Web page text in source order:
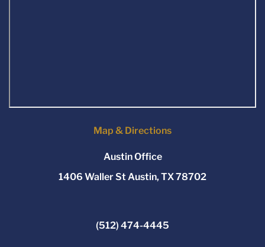
Map & Directions
Austin Office
1406 Waller St Austin, TX 78702
(512) 474-4445